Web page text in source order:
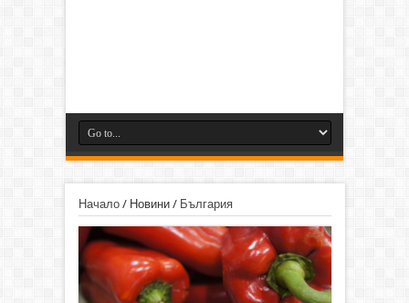
Начало/ Новини/ България